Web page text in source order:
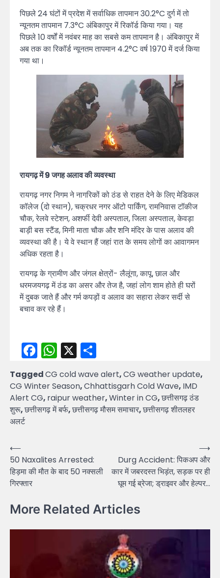
पिछले 24 घंटों में प्रदेश में सर्वाधिक तापमान 30.2°C दुर्ग में तो
न्यूनतम तापमान 7.3°C अंबिकापुर में रिकॉर्ड किया गया। यह
पिछले 10 वर्षों में नवंबर माह का सबसे कम तापमान है। अंबिकापुर में
अब तक का रिकॉर्ड न्यूनतम तापमान 4.2°C वर्ष 1970 में दर्ज किया
गया था।
रायगढ़ में 9 जगह अलाव की व्यवस्था
रायगढ़ नगर निगम ने नागरिकों को ठंड से राहत देने के लिए मेडिकल
कॉलेज (दो स्थान), चक्रधर नगर ऑटो पार्किंग, रामनिवास टॉकीज
चौक, रेलवे स्टेशन, अशर्फी देवी अस्पताल, जिला अस्पताल, केवड़ा
बाड़ी बस स्टैंड, मिनी माता चौक और शनि मंदिर के पास अलाव की
व्यवस्था की है। ये वे स्थान हैं जहां रात के समय लोगों का आवागमन
अधिक रहता है।
रायगढ़ के ग्रामीण और जंगल क्षेत्रों- लैलूंगा, कापू, छाल और
धरमजयगढ़ में ठंड का असर और तेज है, जहां लोग शाम होते ही घरों
में दुबक जाते हैं और गर्म कपड़ों व अलाव का सहारा लेकर सर्दी से
बचाव कर रहे हैं।
Facebook
WhatsApp
X
TaggedCG cold wave alert,CG weather update,
CG Winter Season,Chhattisgarh Cold Wave, IMD
Alert CG, raipur weather,Winter in CG,छत्तीसगढ़ ठंड
शुरू,छत्तीसगढ़ में बर्फ,छत्तीसगढ़ मौसम समाचार,छत्तीसगढ़ शीतलहर
अलर्ट
Post
navigation
⟵
50 Naxalites Arrested:
हिड़मा की मौत के बाद 50 नक्सली
गिरफ्तार
Durg Accident: पिकअप और
कार में जबरदस्त भिड़ंत, सड़क पर ही
घूम गई ब्रेजा; ड्राइवर और हेल्पर…
⟶
More Related Articles